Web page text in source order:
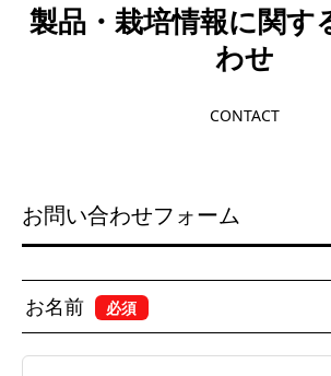
製品・栽培情報に関す
わせ
CONTACT
お問い合わせフォーム
お名前 必須